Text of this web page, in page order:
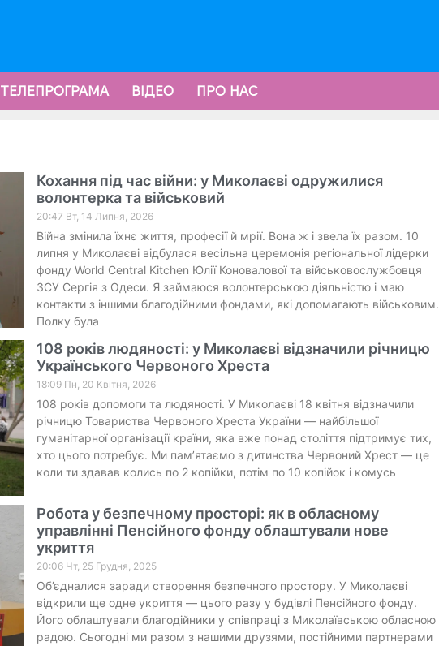
ТЕЛЕПРОГРАМА ВІДЕО ПРО НАС
Кохання під час війни: у Миколаєві одружилися
волонтерка та військовий
20:47 Вт, 14 Липня, 2026
Війна змінила їхнє життя, професії й мрії. Вона ж і звела їх разом. 10
липня у Миколаєві відбулася весільна церемонія регіональної лідерки
фонду World Central Kitchen Юлії Коновалової та військовослужбовця
ЗСУ Сергія з Одеси. Я займаюся волонтерською діяльністю і маю
контакти з іншими благодійними фондами, які допомагають військовим.
Полку була
108 років людяності: у Миколаєві відзначили річницю
Українського Червоного Хреста
18:09 Пн, 20 Квітня, 2026
108 років допомоги та людяності. У Миколаєві 18 квітня відзначили
річницю Товариства Червоного Хреста України — найбільшої
гуманітарної організації країни, яка вже понад століття підтримує тих,
хто цього потребує. Ми пам’ятаємо з дитинства Червоний Хрест — це
коли ти здавав колись по 2 копійки, потім по 10 копійок і комусь
Робота у безпечному просторі: як в обласному
управлінні Пенсійного фонду облаштували нове
укриття
20:06 Чт, 25 Грудня, 2025
Об’єдналися заради створення безпечного простору. У Миколаєві
відкрили ще одне укриття — цього разу у будівлі Пенсійного фонду.
Його облаштували благодійники у співпраці з Миколаївською обласною
радою. Сьогодні ми разом з нашими друзями, постійними партнерами